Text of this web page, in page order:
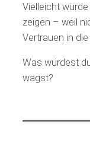
Vielleicht
zeigen – weil
Vertrauen in
Was würdest
wagst?